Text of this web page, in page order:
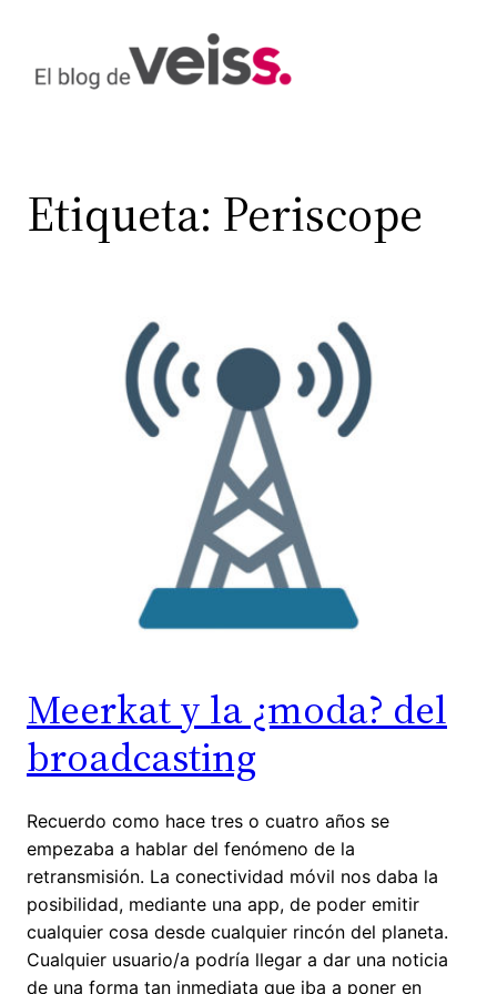
contenido
Etiqueta: Periscope
Meerkat y la ¿moda? del
broadcasting
Recuerdo como hace tres o cuatro años se
empezaba a hablar del fenómeno de la
retransmisión. La conectividad móvil nos daba la
posibilidad, mediante una app, de poder emitir
cualquier cosa desde cualquier rincón del planeta.
Cualquier usuario/a podría llegar a dar una noticia
de una forma tan inmediata que iba a poner en